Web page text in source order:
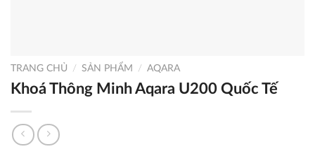
TRANG CHỦ / SẢN PHẨM / AQARA
Khoá Thông Minh Aqara U200 Quốc Tế